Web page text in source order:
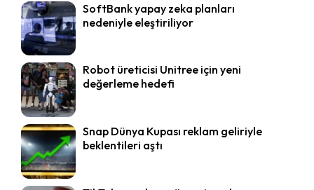
SoftBank yapay zeka planları
nedeniyle eleştiriliyor
Robot üreticisi Unitree için yeni
değerleme hedefi
Snap Dünya Kupası reklam geliriyle
beklentileri aştı